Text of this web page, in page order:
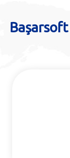
Başarsoft